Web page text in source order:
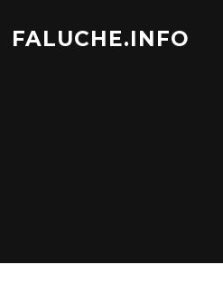
contenu
FALUCHE.INFO